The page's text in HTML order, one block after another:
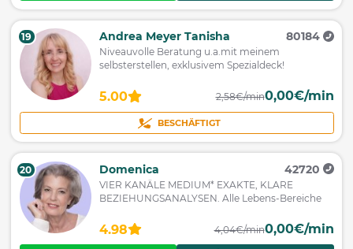
19 Andrea Meyer Tanisha 80184
Niveauvolle Beratung u.a.mit meinem
selbsterstellen, exklusivem Spezialdeck!
5.00 2,58€/min0,00€/min
BESCHÄFTIGT
20 Domenica 42720
VIER KANÄLE MEDIUM* EXAKTE, KLARE
BEZIEHUNGSANALYSEN. Alle Lebens-Bereiche
4.98 4,04€/min0,00€/min